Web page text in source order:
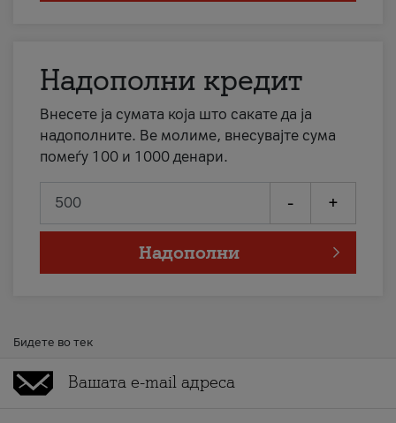
Надополни кредит
Внесете ја сумата која што сакате да ја
надополните. Ве молиме, внесувајте сума
помеѓу 100 и 1000 денари.
- +
Надополни
Бидете во тек